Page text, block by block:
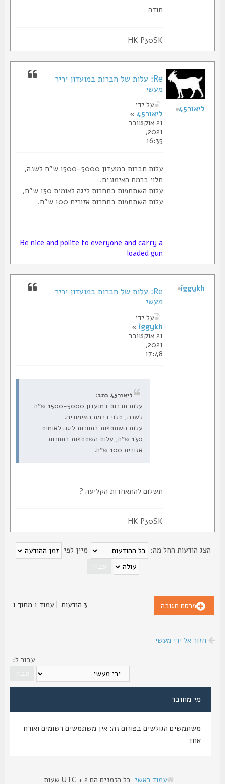
HK P30SK
Re: עלות של חברות במועדון יריר
מעשי
על ידי
ליאור45
»
21 אוקטובר
2021,
16:35
עלות חברות במועדון 1500-5000 ש"ח לשנה,
תלוי ברמת האימונים.
עלות השתתפות בתחרות ליגה לאומית 130 ש"ח,
עלות השתתפות בתחרות אזורית 100 ש"ח.
Be nice and polite to everyone and carry a
loaded gun
ליאור45
Re: עלות של חברות במועדון יריר
מעשי
על ידי
iggykh
»
21 אוקטובר
2021,
17:48
ליאור45 כתב:
עלות חברות במועדון 1500-5000 ש"ח
לשנה, תלוי ברמת האימונים.
עלות השתתפות בתחרות ליגה לאומית
130 ש"ח, עלות השתתפות בתחרות
אזורית 100 ש"ח.
תשלום להתאחדות הקליעה ?
HK P30SK
iggykh
הודעות החל מה: מיין לפי
פרסם תגובה |עמוד1מתוך1
חזור אל ירי מעשי
עבור ל:
מי מחובר
משתמשים הגולשים בפורום זה: אין משתמשים רשומים ואורח
עמוד ראשי כל הזמנים הם UTC + 2 שעות